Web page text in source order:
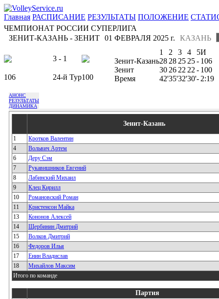
Главная РАСПИСАНИЕ РЕЗУЛЬТАТЫ ПОЛОЖЕНИЕ
ЧЕМПИОНАТ РОССИИ СУПЕРЛИГА
ЗЕНИТ-КАЗАНЬ - ЗЕНИТ
КАЗАНЬ
01 ФЕВРАЛЯ 2025 г.
3 - 1
106 24-й Тур100
1 2 3 4 5И
Зенит-Казань28 28 25 25- 106
Зенит
30 26 22 22 - 100
Время
42'35'32'30'- 2:19
АНОНС
РЕЗУЛЬТАТЫ
ДИНАМИКА
Зенит-Казань
1
Кротков Валентин
4
Вольвич Артем
6
Деру Сэм
7
Рукавишников Евгений
8
Лабинский Михаил
9
Клец Кирилл
10
Романовский Роман
11
Кристенсон Майка
13
Кононов Алексей
14
Щербинин Дмитрий
15
Волков Дмитрий
16
Федоров Илья
17
Енин Владислав
18
Михайлов Максим
Итого по команде
Партия